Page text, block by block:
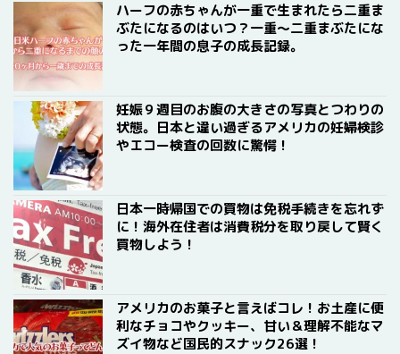
ハーフの赤ちゃんが一重で生まれたら二重ま
ぶたになるのはいつ？一重〜二重まぶたにな
った一年間の息子の成長記録。
妊娠９週目のお腹の大きさの写真とつわりの
状態。日本と違い過ぎるアメリカの妊婦検診
やエコー検査の回数に驚愕！
日本一時帰国での買物は免税手続きを忘れず
に！海外在住者は消費税分を取り戻して賢く
買物しよう！
アメリカのお菓子と言えばコレ！お土産に便
利なチョコやクッキー、甘い＆理解不能なマ
ズイ物など国民的スナック26選！